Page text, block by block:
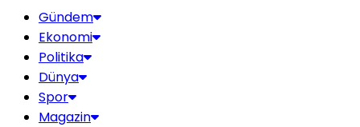
Gündem
Ekonomi
Politika
Dünya
Spor
Magazin